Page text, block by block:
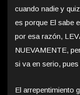
cuando nadie y
es porque El sabe
por esa razón,
NUEVAMENTE,
si va en serio,
El arrepentimiento